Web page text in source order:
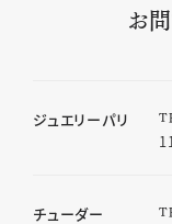
お
ジュエリーパリ
チューダー